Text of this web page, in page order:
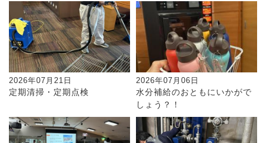
2026年07月21日
定期清掃・定期点検
2026年07月06日
水分補給のおともにいかがで
しょう？！